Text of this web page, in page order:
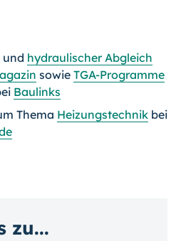
und hydraulischer Abgleich
sowie TGA-Programme
Baulinks
Thema Heizungstechnik bei
zu...